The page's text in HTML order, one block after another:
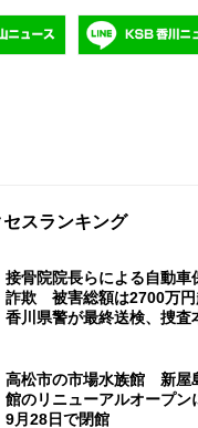
セスランキング
接骨院院長らによる自動車
詐欺 被害総額は2700万
香川県警が最終送検、捜査
高松市の市場水族館 新屋
館のリニューアルオープン
9月28日で閉館